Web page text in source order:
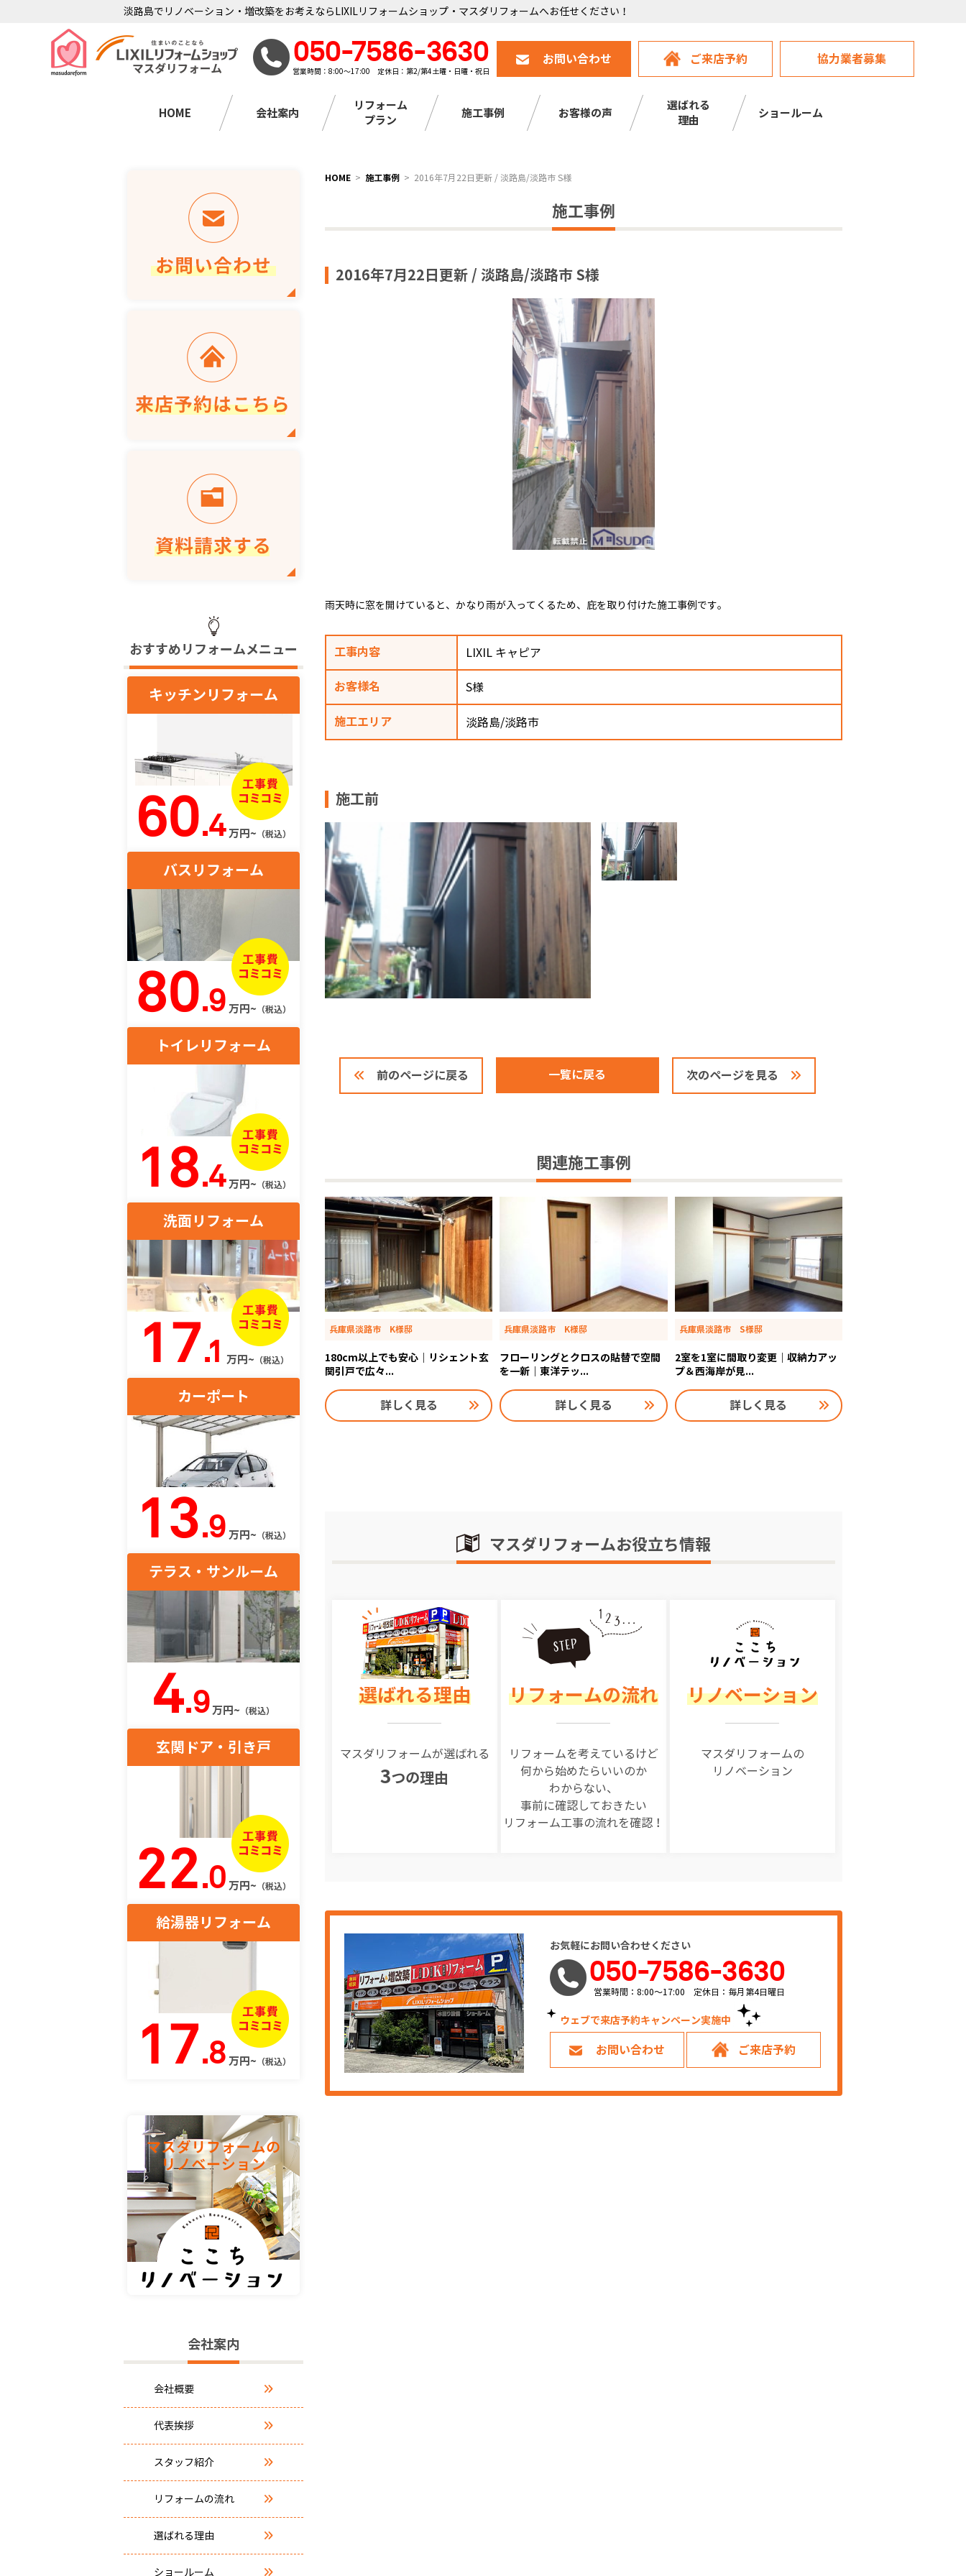
淡路島でリノベーション・増改築をお考えならLIXILリフォームショップ・マスダリフォームへお任せください！
050-7586-3630
営業時間：8:00～17:00 定休日：第2/第4土曜・日曜・祝日
お問い合わせ ご来店予約 協力業者募集
HOME 会社案内
リフォーム
プラン
施工事例 お客様の声
選ばれる
理由
ショールーム
HOME 施工事例 2016年7月22日更新 / 淡路島/淡路市 S様
施工事例
2016年7月22日更新 / 淡路島/淡路市 S様
雨天時に窓を開けていると、かなり雨が入ってくるため、庇を取り付けた施工事例です。
工事内容 LIXIL キャピア
お客様名 S様
施工エリア 淡路島/淡路市
施工前
前のページに戻る 一覧に戻る 次のページを見る
関連施工事例
兵庫県淡路市 K様邸
180cm以上でも安心｜リシェント玄
関引戸で広々...
詳しく見る
兵庫県淡路市 K様邸
フローリングとクロスの貼替で空間
を一新｜東洋テッ...
詳しく見る
兵庫県淡路市 S様邸
2室を1室に間取り変更｜収納力アッ
プ＆西海岸が見...
詳しく見る
マスダリフォームお役立ち情報
選ばれる理由
マスダリフォームが選ばれる
3つの理由
リフォームの流れ
リフォームを考えているけど
何から始めたらいいのか
わからない、
事前に確認しておきたい
リフォーム工事の流れを確認！
リノベーション
マスダリフォームの
リノベーション
お気軽にお問い合わせください
050-7586-3630
営業時間：8:00～17:00 定休日：毎月第4日曜日
ウェブで来店予約キャンペーン実施中！
お問い合わせ ご来店予約
おすすめリフォームメニュー
キッチンリフォーム
60.4万円~ （税込）
バスリフォーム
80.9 万円~ （税込）
トイレリフォーム
18.4万円~ （税込）
洗面リフォーム
17.1 万円~ （税込）
カーポート
13.9 万円~ （税込）
テラス・サンルーム
4.9万円~ （税込）
玄関ドア・引き戸
22.0 万円~ （税込）
給湯器リフォーム
17.8 万円~ （税込）
会社案内
会社概要
代表挨拶
スタッフ紹介
リフォームの流れ
選ばれる理由
ショールーム